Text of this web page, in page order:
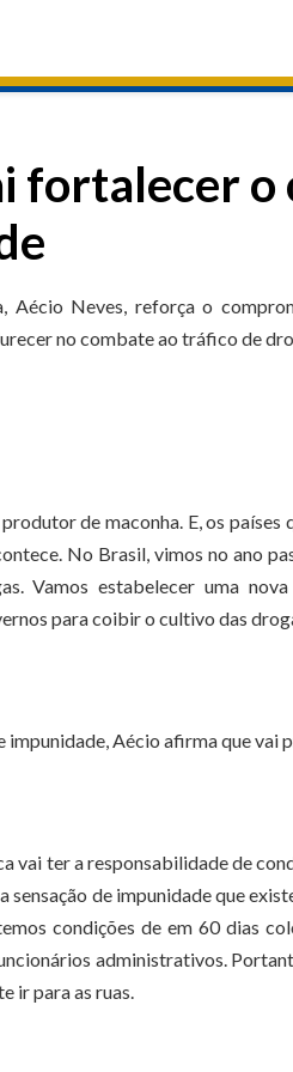
fortalecer o
Aécio Neves, reforça o
no combate ao tráfico de
de maconha. E, os
No Brasil, vimos no ano
Vamos estabelecer uma nova
para coibir o cultivo das
impunidade, Aécio afirma que
vai ter a responsabilidade de
sensação de impunidade que
condições de em 60 dias
administrativos.
ir para as ruas.